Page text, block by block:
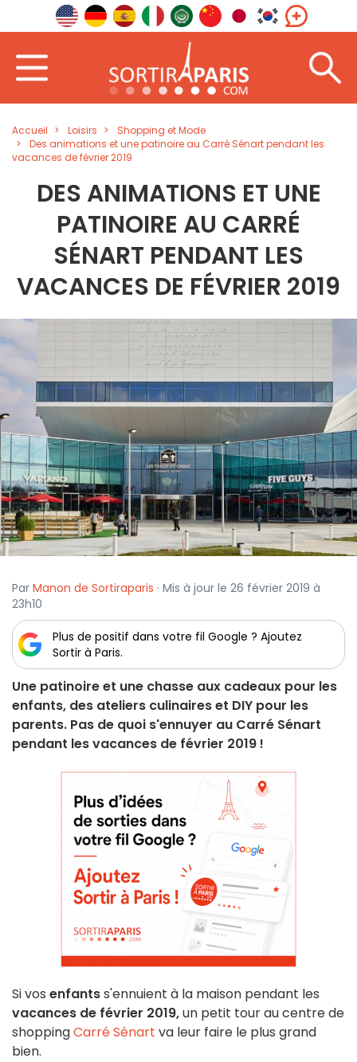
Accueil Loisirs
Shopping et Mode
Des animations et une patinoire au Carré Sénart pendant les
vacances de février 2019
DES ANIMATIONS ET UNE
PATINOIRE AU CARRÉ
SÉNART PENDANT LES
VACANCES DE FÉVRIER 2019
Par Manon de Sortiraparis · Mis à jour le 26 février 2019 à
23h10
Plus de positif dans votre fil Google ? Ajoutez
Sortir à Paris.
Une patinoire et une chasse aux cadeaux pour les
enfants, des ateliers culinaires et DIY pour les
parents. Pas de quoi s'ennuyer au Carré Sénart
pendant les vacances de février 2019 !
Si vos enfantss'ennuient à la maison pendant les
vacances de février 2019,un petit tour au centre de
shoppingCarré Sénart va leur faire le plus grand
bien.